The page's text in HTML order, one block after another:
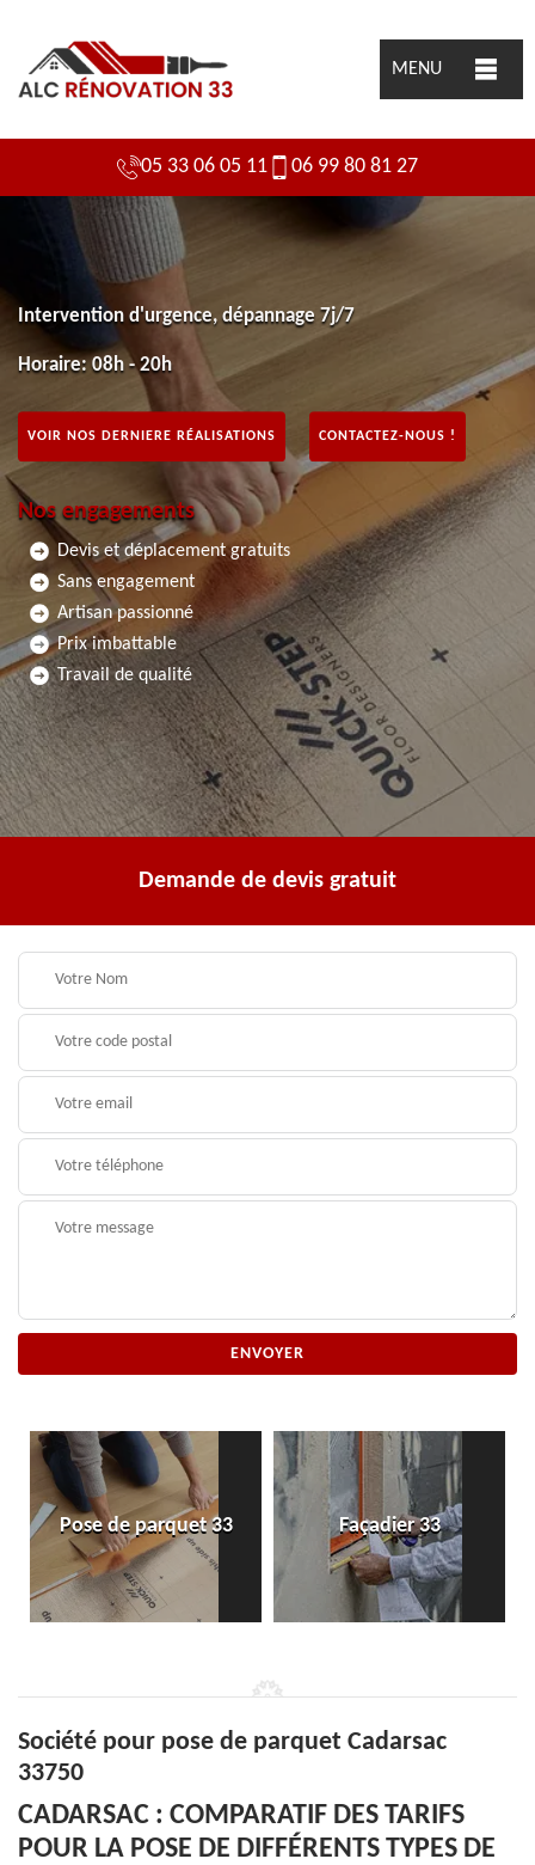
MENU
05 33 06 05 11 06 99 80 81 27
Intervention d'urgence, dépannage 7j/7
Horaire: 08h - 20h
VOIR NOS DERNIERE RÉALISATIONS CONTACTEZ-NOUS !
Nos engagements
Devis et déplacement gratuits
Sans engagement
Artisan passionné
Prix imbattable
Travail de qualité
Demande de devis gratuit
Pose de parquet 33 Façadier 33
Société pour pose de parquet Cadarsac
33750
CADARSAC : COMPARATIF DES TARIFS
POUR LA POSE DE DIFFÉRENTS TYPES DE